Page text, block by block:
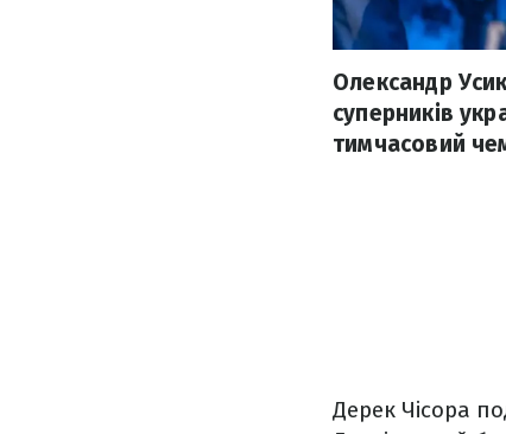
Олександр
суперників
тимчасовий
Дерек Чісора